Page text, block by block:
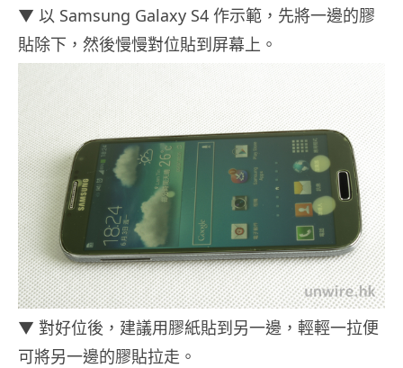
▼ 以 Samsung Galaxy S4 作示範，先將一邊的膠
貼除下，然後慢慢對位貼到屏幕上。
▼ 對好位後，建議用膠紙貼到另一邊，輕輕一拉便
可將另一邊的膠貼拉走。